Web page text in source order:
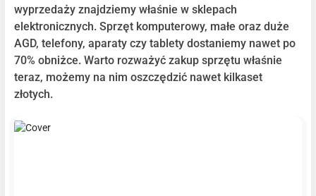
wyprzedaży znajdziemy właśnie w sklepach
elektronicznych. Sprzęt komputerowy, małe oraz duże
AGD, telefony, aparaty czy tablety dostaniemy nawet po
70% obniżce. Warto rozważyć zakup sprzętu właśnie
teraz, możemy na nim oszczędzić nawet kilkaset
złotych.